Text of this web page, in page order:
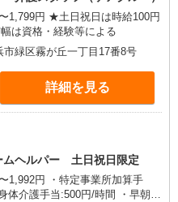
祝日は時給100円
は資格・経験等による
市緑区霧が丘一丁目17番8号
詳細を見る
ヘルパー 土日祝日限定
定事業所加算手
体介護手当:500円/時間 ・早朝夜